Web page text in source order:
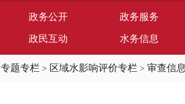
政务公开 政务服务
政民互动 水务信息
专题专栏 > 区域水影响评价专栏 > 审查信